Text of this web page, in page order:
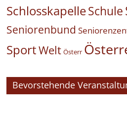
SchlosskapelleSchule
Seniorenbund
SportWelt Österr
Bevorstehende